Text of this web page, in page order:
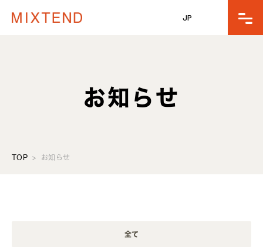
JP
お知らせ
TOP お知らせ
全て